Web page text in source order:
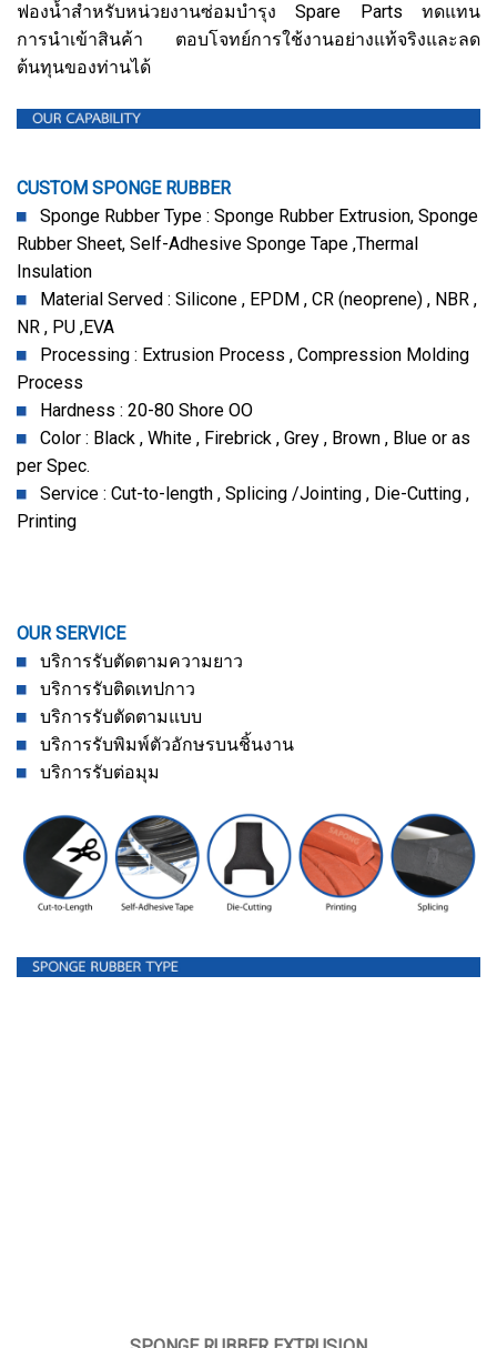
ฟองน้ำสำหรับหน่วยงานซ่อมบำรุง Spare Parts ทดแทน
การนำเข้าสินค้า ตอบโจทย์การใช้งานอย่างแท้จริงและลด
ต้นทุนของท่านได้
CUSTOM SPONGE RUBBER
Sponge Rubber Type : Sponge Rubber Extrusion, Sponge
Rubber Sheet, Self-Adhesive Sponge Tape ,Thermal
Insulation
Material Served : Silicone , EPDM , CR (neoprene) , NBR ,
NR , PU ,EVA
Processing : Extrusion Process , Compression Molding
Process
Hardness : 20-80 Shore OO
Color : Black , White , Firebrick , Grey , Brown , Blue or as
per Spec.
Service : Cut-to-length , Splicing /Jointing , Die-Cutting ,
Printing
OUR SERVICE
บริการรับตัดตามความยาว
บริการรับติดเทปกาว
บริการรับตัดตามแบบ
บริการรับพิมพ์ตัวอักษรบนชิ้นงาน
บริการรับต่อมุม